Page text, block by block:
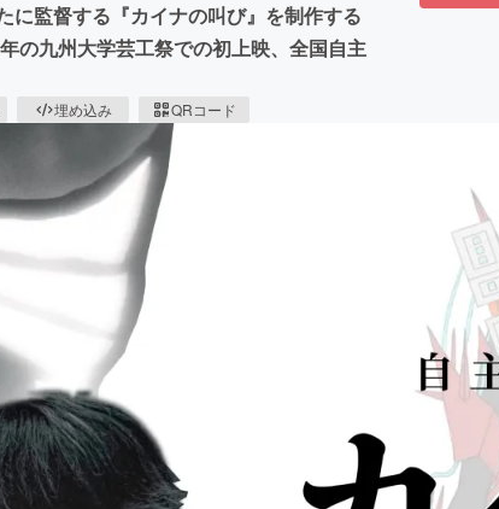
に監督する『カイナの叫び』を制作する
の九州大学芸工祭での初上映、全国自主
埋め込み QRコード